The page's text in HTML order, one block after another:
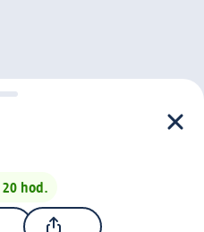
20 hod.